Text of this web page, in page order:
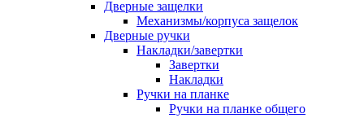
Дверные защелки
Механизмы/корпуса защелок
Дверные ручки
Накладки/завертки
Завертки
Накладки
Ручки на планке
Ручки на планке общего